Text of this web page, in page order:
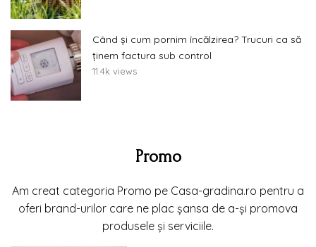
Când și cum pornim încălzirea? Trucuri ca să
ținem factura sub control
11.4k views
Promo
Am creat categoria Promo pe Casa-gradina.ro pentru a
oferi brand-urilor care ne plac șansa de a-și promova
produsele și serviciile.